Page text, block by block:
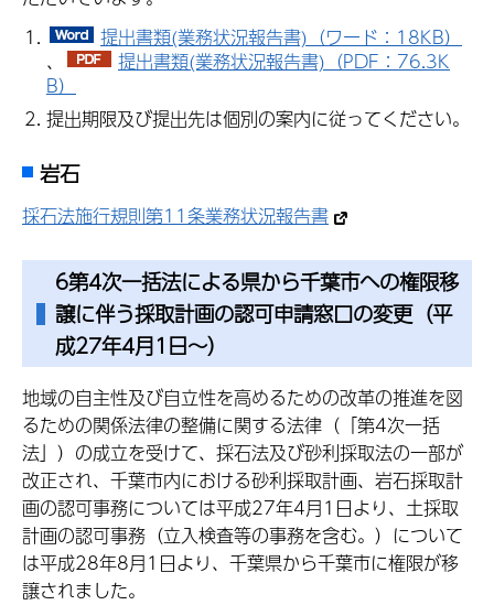
提出書類(業務状況報告書)（ワード：18KB）
、
提出書類(業務状況報告書)（PDF：76.3K
B）
提出期限及び提出先は個別の案内に従ってください。
岩石
採石法施行規則第11条業務状況報告書
6第4次一括法による県から千葉市への権限移
譲に伴う採取計画の認可申請窓口の変更（平
成27年4月1日～）
地域の自主性及び自立性を高めるための改革の推進を図
るための関係法律の整備に関する法律（「第4次一括
法」）の成立を受けて、採石法及び砂利採取法の一部が
改正され、千葉市内における砂利採取計画、岩石採取計
画の認可事務については平成27年4月1日より、土採取
計画の認可事務（立入検査等の事務を含む。）について
は平成28年8月1日より、千葉県から千葉市に権限が移
譲されました。